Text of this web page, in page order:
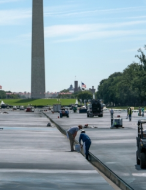
選舉11月22日舉行
生」——走進寧德時代